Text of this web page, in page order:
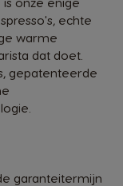
echte
warme
dat doet.
gepatenteerde
garanteitermijn